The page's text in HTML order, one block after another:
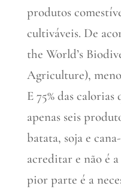
produtos
cultiváveis. De
the World’s
Agriculture),
E 75% das
apenas seis
batata, soja e
acreditar e não é
pior parte é a